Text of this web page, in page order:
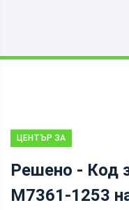
ЦЕНТЪР ЗА
MINITOOL
Решено - Код
M7361-1253